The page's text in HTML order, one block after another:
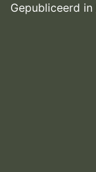
Gepubliceerd in